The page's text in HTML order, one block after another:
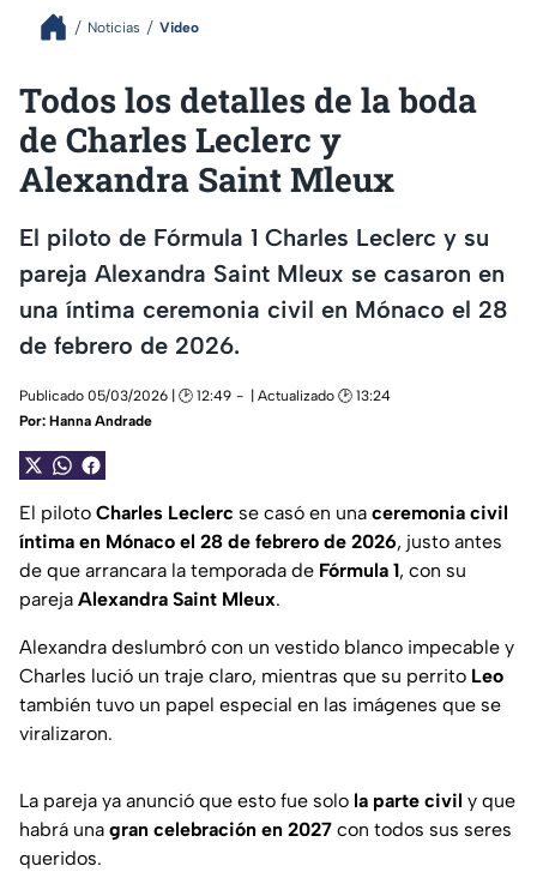
Noticias Video
Todos los detalles de la boda
de Charles Leclerc y
Alexandra Saint Mleux
El piloto de Fórmula 1 Charles Leclerc y su
pareja Alexandra Saint Mleux se casaron en
una íntima ceremonia civil en Mónaco el 28
de febrero de 2026.
Publicado 05/03/2026 | 🕑 12:49
| Actualizado 🕑 13:24
Por: Hanna Andrade
El piloto Charles Leclerc se casó en una ceremonia civil
íntima en Mónaco el 28 de febrero de 2026, justo antes
de que arrancara la temporada de Fórmula 1, con su
pareja Alexandra Saint Mleux.
Alexandra deslumbró con un vestido blanco impecable y
Charles lució un traje claro, mientras que su perrito Leo
también tuvo un papel especial en las imágenes que se
viralizaron.
La pareja ya anunció que esto fue solo la parte civil y que
habrá una gran celebración en 2027 con todos sus seres
queridos.